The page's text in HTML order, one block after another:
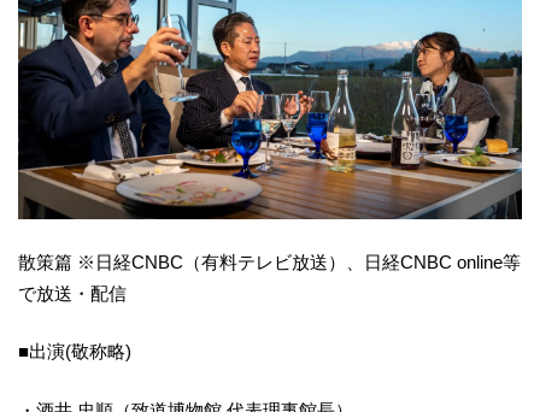
散策篇 ※⽇経CNBC（有料テレビ放送）、⽇経CNBC online等
で放送・配信
■出演(敬称略)